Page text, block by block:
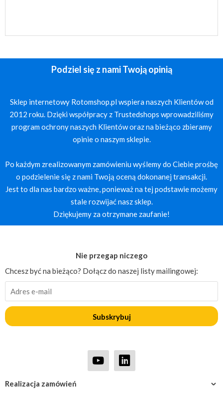
Podziel się z nami Twoją opinią
Sklep internetowy Rotomshop.pl wspiera naszych Klientów od
2012 roku. Dzięki współpracy z Trustedshops wprowadziliśmy
program ochrony naszych Klientów oraz na bieżąco zbieramy
opinie o naszym sklepie.
Po każdym zrealizowanym zamówieniu wyślemy do Ciebie prośbę
o podzielenie się z nami Twoją oceną dokonanej transakcji.
Jest to dla nas bardzo ważne, ponieważ na tej podstawie możemy
stale rozwijać nasz sklep.
Dziękujemy za otrzymane zaufanie!
Realizacja zamówień
Nie przegap niczego
Chcesz być na bieżąco? Dołącz do naszej listy mailingowej:
Subskrybuj